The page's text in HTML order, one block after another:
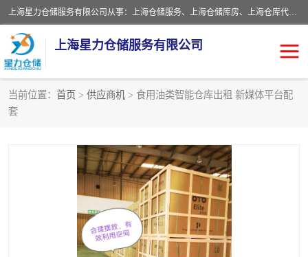
上海星力仓储服务有限公司从事：上海仓储服务、上海仓储库房、上海仓库代运营、上海仓库对外出租、上海仓库外包、上海三方仓储、上海电商仓储代发、上海电商代发货仓库、上海托管仓库、上海仓储配送。上海星力仓储服务有限公司现在拥有100个分仓、10万余平方的标准库房，精炼员工几百名，与几千家客户合作，公司已跻身上海仓储行业前列。欢迎来电咨询！
上海星力仓储服务有限公司
当前位置： 首页 > 供应商机 > 食用油类智能仓库出租 新媒体平台配
套
上海仓储配送 上海仓库外包
上海仓库代运营 上海托管仓库
上海第三方仓储 上海仓储服务
上海电商代发货仓库